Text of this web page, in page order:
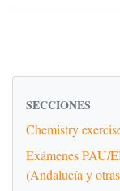
SECCIONES
Chemistry
Exámenes PAU/
(Andalucía y